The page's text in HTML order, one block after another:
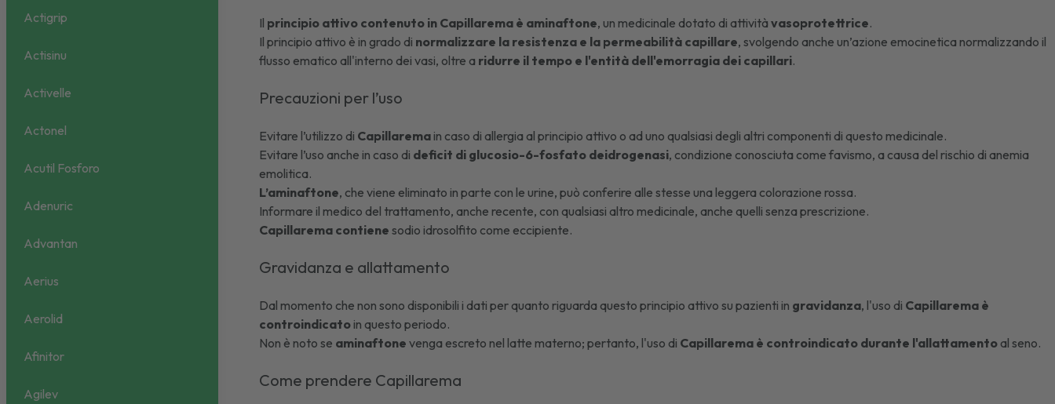
Actigrip
Actisinu
Activelle
Actonel
Acutil Fosforo
Adenuric
Advantan
Aerius
Aerolid
Afinitor
Agilev
Il principio attivo contenuto in Capillarema è aminaftone, un medicinale dotato di attivitàvasoprotettrice.
Il principio attivo è in grado di normalizzare la resistenza e la permeabilità capillare, svolgendo anche un’azione emocinetica normalizzando il
flusso ematico all'interno dei vasi, oltre a ridurre il tempo e l'entità dell'emorragia dei capillari.
Precauzioni per l’uso
Evitare l’utilizzo di Capillaremain caso di allergia al principio attivo o ad uno qualsiasi degli altri componenti di questo medicinale.
Evitare l’uso anche in caso di deficit di glucosio-6-fosfato deidrogenasi, condizione conosciuta comefavismo, a causa del rischio di anemia
emolitica.
L’aminaftone, che viene eliminato in parte con le urine, può conferire alle stesse una leggera colorazione rossa.
Informare il medico del trattamento, anche recente, con qualsiasi altro medicinale, anche quelli senza prescrizione.
Capillarema contiene sodio idrosolfito come eccipiente.
Gravidanza e allattamento
Dal momento che non sono disponibili i dati per quanto riguarda questo principio attivo su pazienti in gravidanza, l'uso di Capillarema è
controindicatoin questo periodo.
Non è noto se aminaftone venga escreto nel latte materno; pertanto, l'uso di Capillarema è controindicato durante l'allattamento al seno.
Come prendere Capillarema